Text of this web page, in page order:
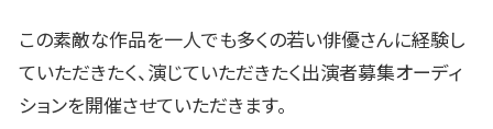
この素敵な作品を一人でも多くの若い俳優さんに経験し
ていただきたく、演じていただきたく出演者募集オーディ
ションを開催させていただきます。